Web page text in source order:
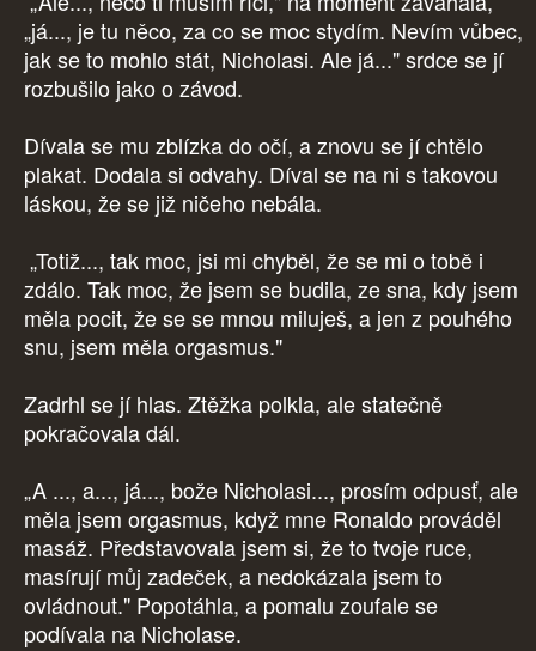
„já..., je tu něco, za co se moc stydím. Nevím vůbec,
jak se to mohlo stát, Nicholasi. Ale já..." srdce se jí
rozbušilo jako o závod.
Dívala se mu zblízka do očí, a znovu se jí chtělo
plakat. Dodala si odvahy. Díval se na ni s takovou
láskou, že se již ničeho nebála.
„Totiž..., tak moc, jsi mi chyběl, že se mi o tobě i
zdálo. Tak moc, že jsem se budila, ze sna, kdy jsem
měla pocit, že se se mnou miluješ, a jen z pouhého
snu, jsem měla orgasmus."
Zadrhl se jí hlas. Ztěžka polkla, ale statečně
pokračovala dál.
„A ..., a..., já..., bože Nicholasi..., prosím odpusť, ale
měla jsem orgasmus, když mne Ronaldo prováděl
masáž. Představovala jsem si, že to tvoje ruce,
masírují můj zadeček, a nedokázala jsem to
ovládnout." Popotáhla, a pomalu zoufale se
podívala na Nicholase.